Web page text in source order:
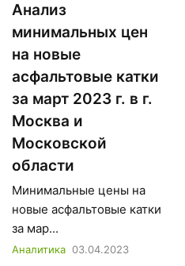
Анализ
минимальных цен
на новые
асфальтовые катки
за март 2023 г. в г.
Москва и
Московской
области
Минимальные цены на
новые асфальтовые катки
за мар...
Аналитика 03.04.2023